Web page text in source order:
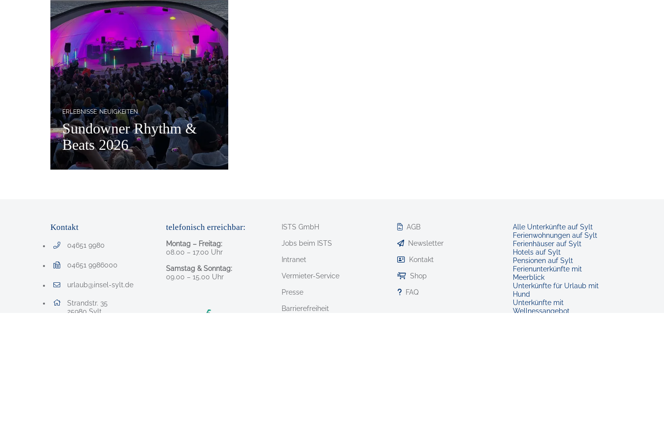
Sundowner Rhythm &
Beats 2026
ERLEBNISSE NEUIGKEITEN
Kontakt
04651 9980
Telefonnummer: 0 4 6 5 1 9 9 8 0
04651 9986000
Faxnummer: 0 4 6 5 1 9 9 8 6 0 0 0
urlaub@insel-sylt.de
E-Mail Adresse: urlaub@insel-sylt.de
Adresse:
Strandstr. 35
25980 , 2 5 9 8 0
Sylt
telefonisch erreichbar:
Montag – Freitag:
08.00 – 17.00 Uhr
Samstag & Sonntag:
09.00 – 15.00 Uhr
ISTS GmbH
Jobs beim ISTS
Intranet
Vermieter-Service
Presse
Barrierefreiheit
AGB
Newsletter
Kontakt
Shop
FAQ
Alle Unterkünfte auf Sylt
Ferienwohnungen auf Sylt
Ferienhäuser auf Sylt
Hotels auf Sylt
Pensionen auf Sylt
Ferienunterkünfte mit
Meerblick
Unterkünfte für Urlaub mit
Hund
Unterkünfte mit
Wellnessangebot